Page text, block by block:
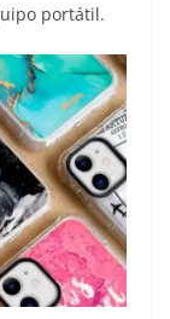
portátil.